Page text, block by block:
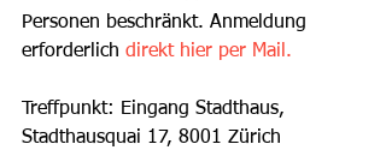
Personen beschränkt. Anmeldung
erforderlich direkt hier per Mail.
Treffpunkt: Eingang Stadthaus,
Stadthausquai 17, 8001 Zürich